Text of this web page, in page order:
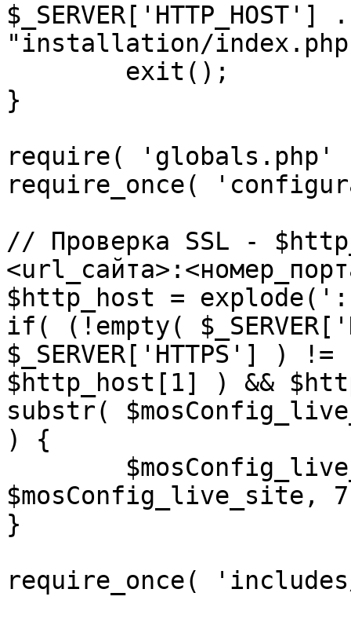
"installation/
}
require(
require_once(
// Проверка SSL -
$http_host = explode(':',
if( (!empty(
$_SERVER['HTTPS']
$http_host[1] ) &&
substr(
) {
$mosConfig_live_site,
}
require_once(